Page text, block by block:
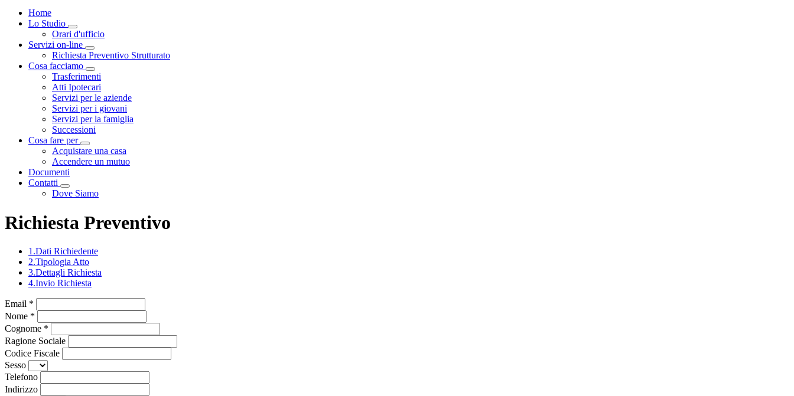
Home
Lo Studio
Visualizza menù di secondo livello
Orari d'ufficio
Servizi on-line
Visualizza menù di secondo livello
Richiesta Preventivo Strutturato
Cosa facciamo
Visualizza menù di secondo livello
Trasferimenti
Atti Ipotecari
Servizi per le aziende
Servizi per i giovani
Servizi per la famiglia
Successioni
Cosa fare per
Visualizza menù di secondo livello
Acquistare una casa
Accendere un mutuo
Documenti
Contatti
Visualizza menù di secondo livello
Dove Siamo
Richiesta Preventivo
1.Dati Richiedente
2.Tipologia Atto
3.Dettagli Richiesta
4.Invio Richiesta
Loading...
Email *
Nome *
Cognome *
Ragione Sociale
Codice Fiscale
Sesso
Telefono
Indirizzo